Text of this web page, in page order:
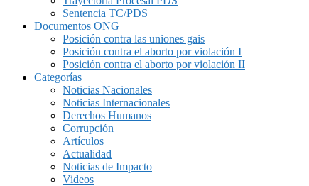
Sentencia TC/PDS
Documentos ONG
Posición contra las uniones gais
Posición contra el aborto por violación I
Posición contra el aborto por violación II
Categorías
Noticias Nacionales
Noticias Internacionales
Derechos Humanos
Corrupción
Artículos
Actualidad
Noticias de Impacto
Videos